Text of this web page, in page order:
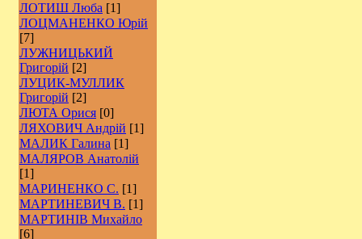
ЛОТИШ Люба [1]
ЛОЦМАНЕНКО Юрій
[7]
ЛУЖНИЦЬКИЙ
Григорій [2]
ЛУЦИК-МУЛЛИК
Григорій [2]
ЛЮТА Орися [0]
ЛЯХОВИЧ Андрій [1]
МАЛИК Галина [1]
МАЛЯРОВ Анатолій
[1]
МАРИНЕНКО С. [1]
МАРТИНЕВИЧ В. [1]
МАРТИНІВ Михайло
[6]